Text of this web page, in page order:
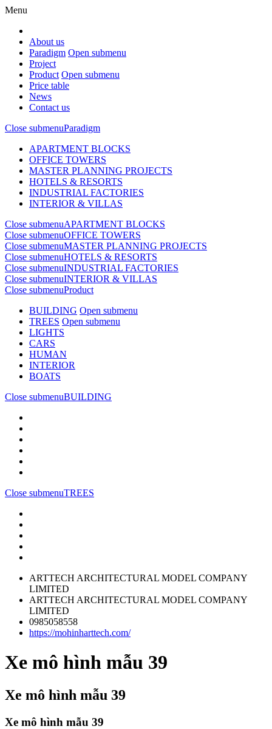
Menu
About us
Paradigm Open submenu
Project
Product Open submenu
Price table
News
Contact us
Close submenuParadigm
APARTMENT BLOCKS
OFFICE TOWERS
MASTER PLANNING PROJECTS
HOTELS & RESORTS
INDUSTRIAL FACTORIES
INTERIOR & VILLAS
Close submenuAPARTMENT BLOCKS
Close submenuOFFICE TOWERS
Close submenuMASTER PLANNING PROJECTS
Close submenuHOTELS & RESORTS
Close submenuINDUSTRIAL FACTORIES
Close submenuINTERIOR & VILLAS
Close submenuProduct
BUILDING Open submenu
TREES Open submenu
LIGHTS
CARS
HUMAN
INTERIOR
BOATS
Close submenuBUILDING
Close submenuTREES
ARTTECH ARCHITECTURAL MODEL COMPANY
LIMITED
ARTTECH ARCHITECTURAL MODEL COMPANY
LIMITED
0985058558
https://mohinharttech.com/
Xe mô hình mẫu 39
Xe mô hình mẫu 39
Xe mô hình mẫu 39